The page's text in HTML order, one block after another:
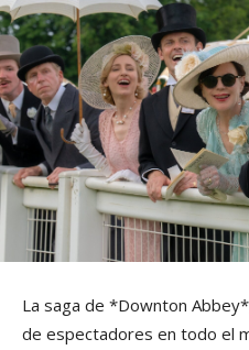
La saga de *Downton
de espectadores en todo el